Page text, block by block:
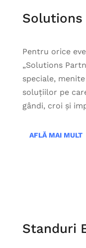
Solutions
Pentru orice
„Solutions
speciale,
soluțiilor pe
gândi, croi și
AFLĂ MAI MULT
Standuri